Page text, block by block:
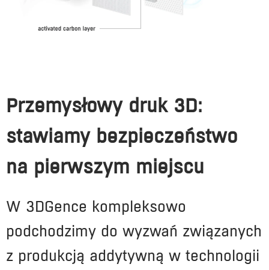
Przemysłowy druk 3D:
stawiamy bezpieczeństwo
na pierwszym miejscu
W 3DGence kompleksowo
podchodzimy do wyzwań związanych
z produkcją addytywną w technologii